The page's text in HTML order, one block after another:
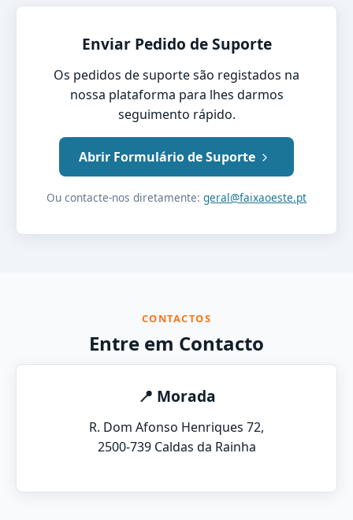
Enviar Pedido de Suporte
Os pedidos de suporte são registados na
nossa plataforma para lhes darmos
seguimento rápido.
Abrir Formulário de Suporte
Ou contacte-nos diretamente: geral@faixaoeste.pt
CONTACTOS
Entre em Contacto
📍 Morada
R. Dom Afonso Henriques 72,
2500-739 Caldas da Rainha